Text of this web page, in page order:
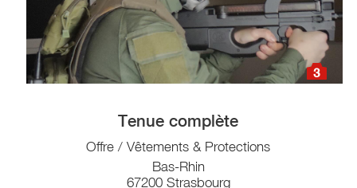
3
Tenue complète
Offre / Vêtements & Protections
Bas-Rhin
67200 Strasbourg